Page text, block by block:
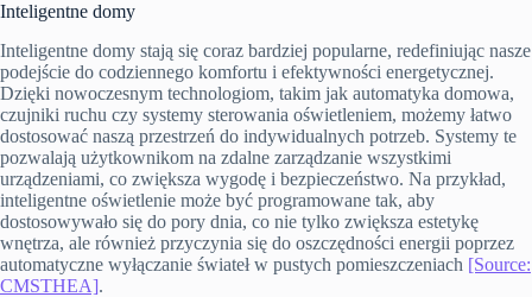
Inteligentne domy
Inteligentne domy stają się coraz bardziej popularne, redefiniując nasze
podejście do codziennego komfortu i efektywności energetycznej.
Dzięki nowoczesnym technologiom, takim jak automatyka domowa,
czujniki ruchu czy systemy sterowania oświetleniem, możemy łatwo
dostosować naszą przestrzeń do indywidualnych potrzeb. Systemy te
pozwalają użytkownikom na zdalne zarządzanie wszystkimi
urządzeniami, co zwiększa wygodę i bezpieczeństwo. Na przykład,
inteligentne oświetlenie może być programowane tak, aby
dostosowywało się do pory dnia, co nie tylko zwiększa estetykę
wnętrza, ale również przyczynia się do oszczędności energii poprzez
automatyczne wyłączanie świateł w pustych pomieszczeniach [Source:
CMSTHEA].